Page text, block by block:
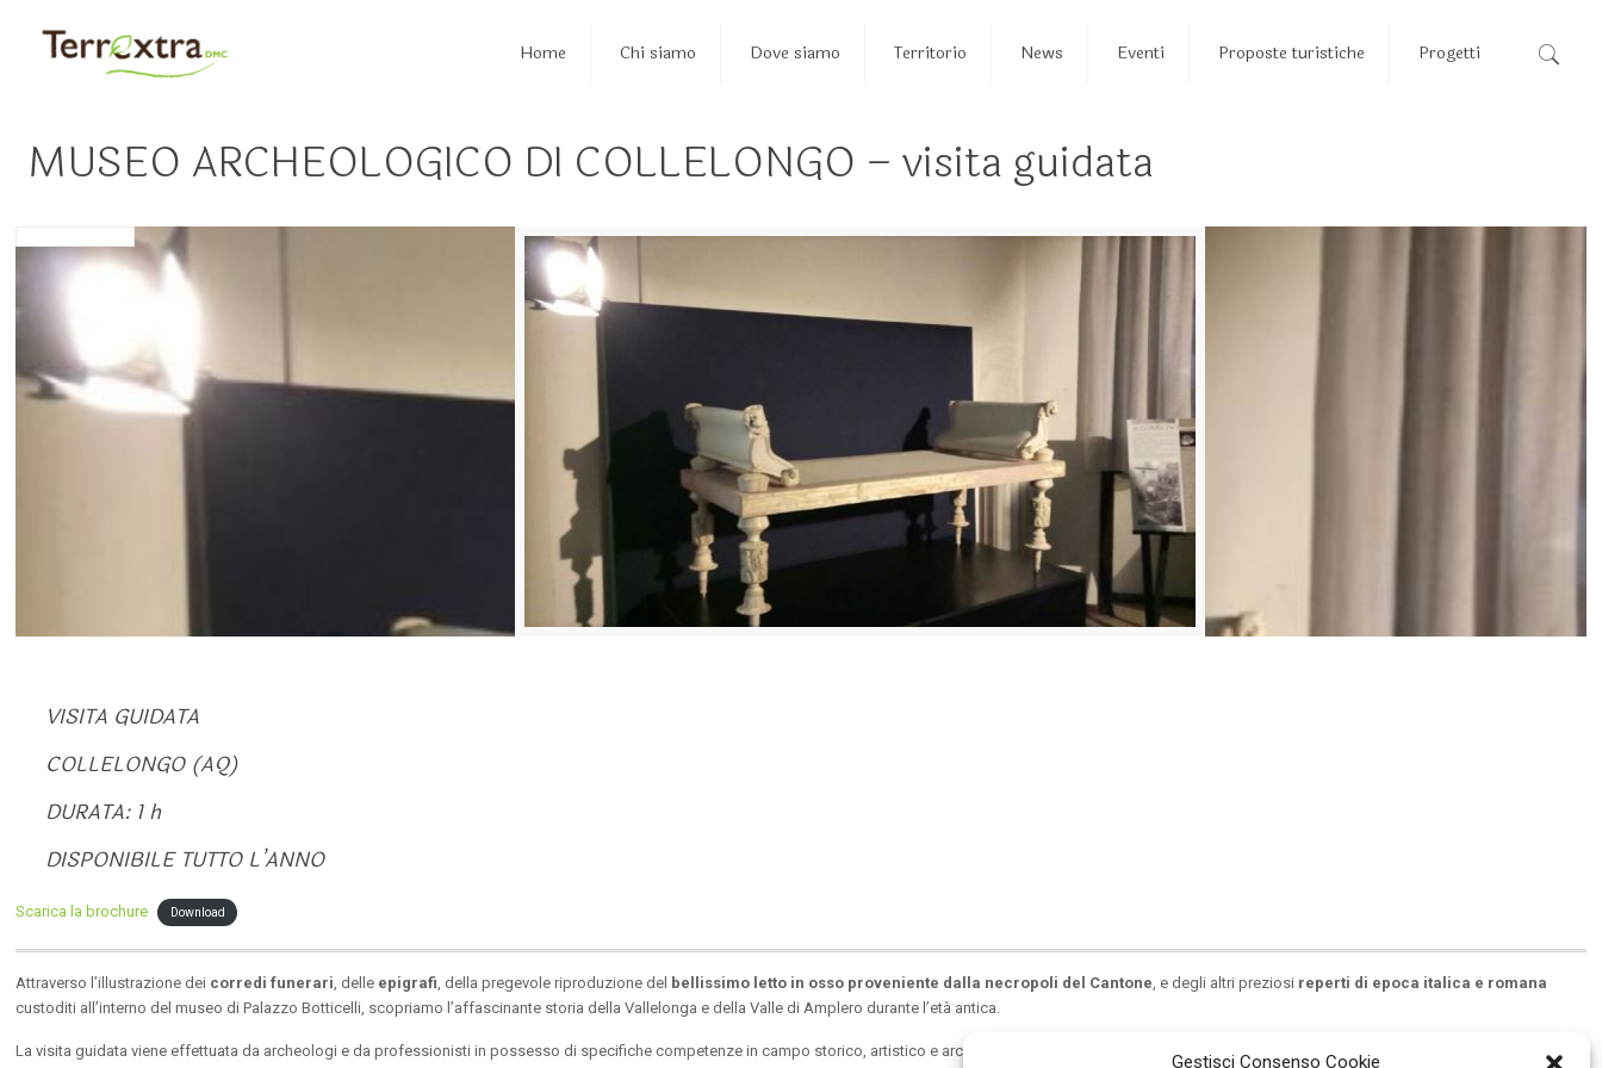
Gestisci Consenso Cookie
Home Chi siamo Dove siamo Territorio News Eventi Proposte turistiche Progetti
MUSEO ARCHEOLOGICO DI COLLELONGO – visita guidata
VISITA GUIDATA
COLLELONGO (AQ)
DURATA: 1 h
DISPONIBILE TUTTO L’ANNO
Scarica la brochure Download
Attraverso l’illustrazione dei corredi funerari , delle epigrafi , della pregevole riproduzione del bellissimo letto in osso proveniente dalla necropoli del Cantone , e degli altri preziosi reperti di epoca italica e romana
custoditi all’interno del museo di Palazzo Botticelli, scopriamo l’affascinante storia della Vallelonga e della Valle di Amplero durante l’età antica.
La visita guidata viene effettuata da archeologi e da professionisti in possesso di specifiche competenze in campo storico, artistico e archeologico.